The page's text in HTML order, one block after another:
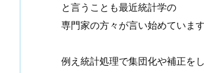
と言うことも最近統計学の
専門家の方々が言い始めています
例え統計処理で集団化や補正をし